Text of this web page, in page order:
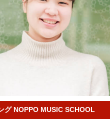
グ NOPPO MUSIC SCHOOL